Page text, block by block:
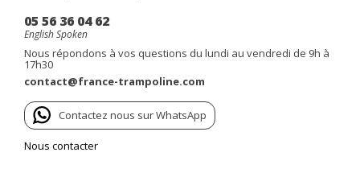
05 56 36 04 62
English Spoken
Nous répondons à vos questions du lundi au vendredi de 9h à
17h30
contact@france-trampoline.com
Contactez nous sur WhatsApp
Nous contacter